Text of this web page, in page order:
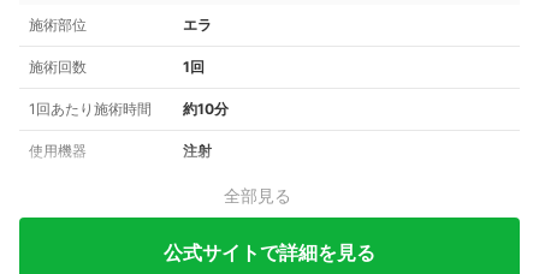
施術部位 エラ
施術回数 1回
1回あたり施術時間 約10分
使用機器 注射
全部見る
公式サイトで詳細を見る